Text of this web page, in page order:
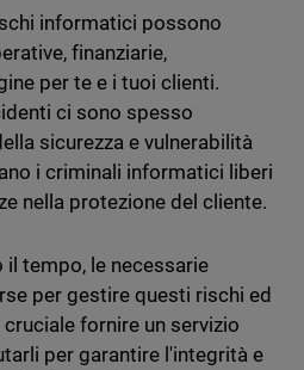
informatici possono
finanziarie,
per te e i tuoi clienti.
ci sono spesso
sicurezza e vulnerabilità
i criminali informatici liberi
nella protezione del cliente.
tempo, le necessarie
per gestire questi rischi ed
fornire un servizio
per garantire l'integrità e